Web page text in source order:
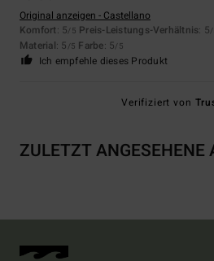
Original anzeigen - Castellano
Komfort: 5/5 Preis-Leistungs-Verhältnis: 5
Material: 5 /5 Farbe: 5/5
Ich empfehle dieses Produkt
Verifiziert von
ZULETZT ANGESEHENE